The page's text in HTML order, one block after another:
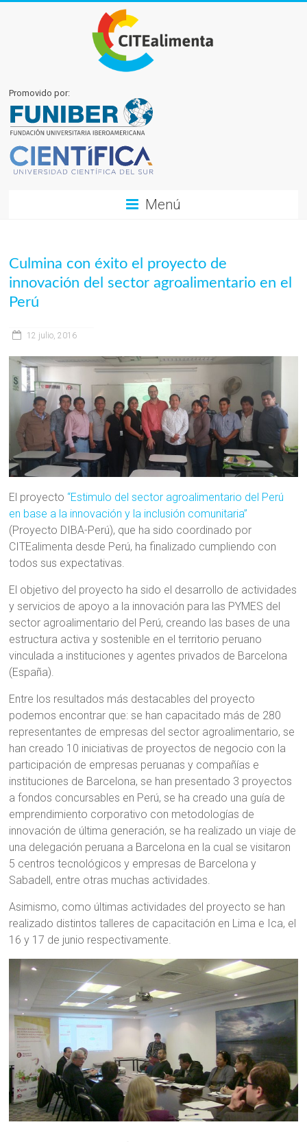
Promovido por:
Menú
Culmina con éxito el proyecto de
innovación del sector agroalimentario en el
Perú
12 julio, 2016
El proyecto “Estimulo del sector agroalimentario del Perú
en base a la innovación y la inclusión comunitaria”
(Proyecto DIBA-Perú), que ha sido coordinado por
CITEalimenta desde Perú, ha finalizado cumpliendo con
todos sus expectativas.
El objetivo del proyecto ha sido el desarrollo de actividades
y servicios de apoyo a la innovación para las PYMES del
sector agroalimentario del Perú, creando las bases de una
estructura activa y sostenible en el territorio peruano
vinculada a instituciones y agentes privados de Barcelona
(España).
Entre los resultados más destacables del proyecto
podemos encontrar que: se han capacitado más de 280
representantes de empresas del sector agroalimentario, se
han creado 10 iniciativas de proyectos de negocio con la
participación de empresas peruanas y compañías e
instituciones de Barcelona, se han presentado 3 proyectos
a fondos concursables en Perú, se ha creado una guía de
emprendimiento corporativo con metodologías de
innovación de última generación, se ha realizado un viaje de
una delegación peruana a Barcelona en la cual se visitaron
5 centros tecnológicos y empresas de Barcelona y
Sabadell, entre otras muchas actividades.
Asimismo, como últimas actividades del proyecto se han
realizado distintos talleres de capacitación en Lima e Ica, el
16 y 17 de junio respectivamente.